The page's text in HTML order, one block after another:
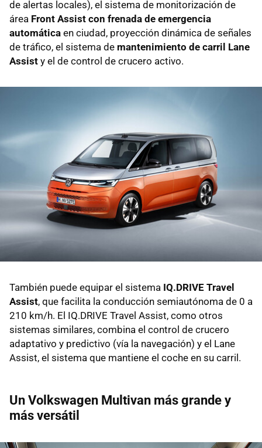
de alertas locales), el sistema de monitorización de
área Front Assist con frenada de emergencia
automática en ciudad, proyección dinámica de señales
de tráfico, el sistema de mantenimiento de carril Lane
Assist y el de control de crucero activo.
También puede equipar el sistema IQ.DRIVE Travel
Assist, que facilita la conducción semiautónoma de 0 a
210 km/h. El IQ.DRIVE Travel Assist, como otros
sistemas similares, combina el control de crucero
adaptativo y predictivo (vía la navegación) y el Lane
Assist, el sistema que mantiene el coche en su carril.
Un Volkswagen Multivan más grande y
más versátil